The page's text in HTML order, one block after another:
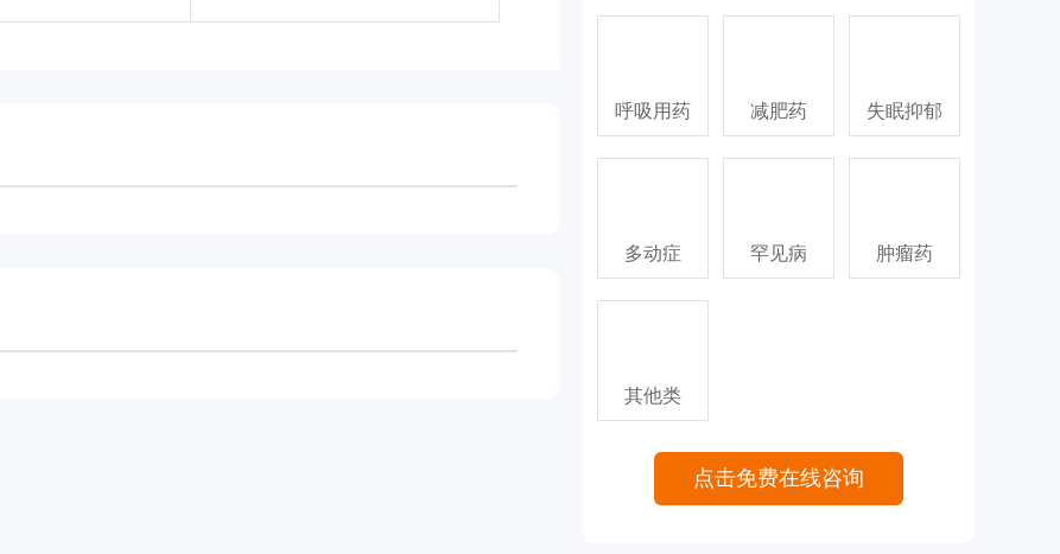
呼吸用药 减肥药 失眠抑郁
多动症 罕见病 肿瘤药
其他类
点击免费在线咨询